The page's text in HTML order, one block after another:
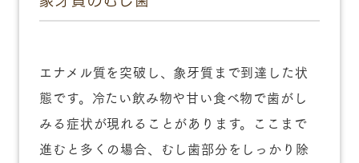
エナメル質を突破し、象牙質まで到達した状
態です。冷たい飲み物や甘い食べ物で歯がし
みる症状が現れることがあります。ここまで
進むと多くの場合、むし歯部分をしっかり除